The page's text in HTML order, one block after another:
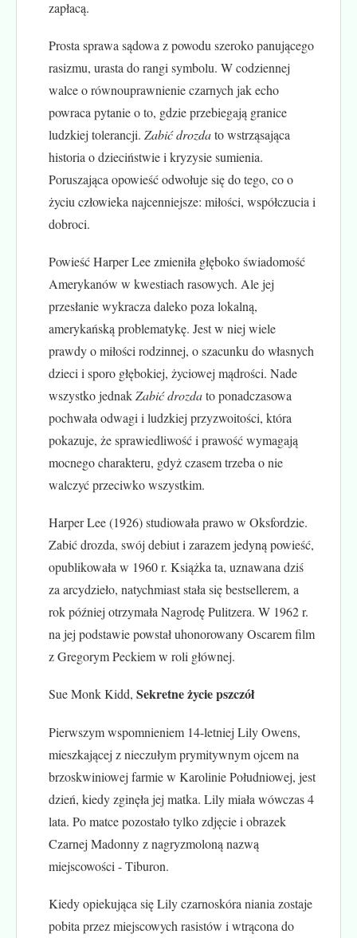
zapłacą.
Prosta sprawa sądowa z powodu szeroko panującego
rasizmu, urasta do rangi symbolu. W codziennej
walce o równouprawnienie czarnych jak echo
powraca pytanie o to, gdzie przebiegają granice
ludzkiej tolerancji. Zabić drozdato wstrząsająca
historia o dzieciństwie i kryzysie sumienia.
Poruszająca opowieść odwołuje się do tego, co o
życiu człowieka najcenniejsze: miłości, współczucia i
dobroci.
Powieść Harper Lee zmieniła głęboko świadomość
Amerykanów w kwestiach rasowych. Ale jej
przesłanie wykracza daleko poza lokalną,
amerykańską problematykę. Jest w niej wiele
prawdy o miłości rodzinnej, o szacunku do własnych
dzieci i sporo głębokiej, życiowej mądrości. Nade
wszystko jednakZabić drozdato ponadczasowa
pochwała odwagi i ludzkiej przyzwoitości, która
pokazuje, że sprawiedliwość i prawość wymagają
mocnego charakteru, gdyż czasem trzeba o nie
walczyć przeciwko wszystkim.
Harper Lee (1926) studiowała prawo w Oksfordzie.
Zabić drozda, swój debiut i zarazem jedyną powieść,
opublikowała w 1960 r. Książka ta, uznawana dziś
za arcydzieło, natychmiast stała się bestsellerem, a
rok później otrzymała Nagrodę Pulitzera. W 1962 r.
na jej podstawie powstał uhonorowany Oscarem film
z Gregorym Peckiem w roli głównej.
Sue Monk Kidd, Sekretne życie pszczół
Pierwszym wspomnieniem 14-letniej Lily Owens,
mieszkającej z nieczułym prymitywnym ojcem na
brzoskwiniowej farmie w Karolinie Południowej, jest
dzień, kiedy zginęła jej matka. Lily miała wówczas 4
lata. Po matce pozostało tylko zdjęcie i obrazek
Czarnej Madonny z nagryzmoloną nazwą
miejscowości - Tiburon.
Kiedy opiekująca się Lily czarnoskóra niania zostaje
pobita przez miejscowych rasistów i wtrącona do